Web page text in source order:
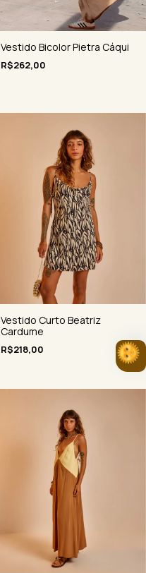
Vestido Bicolor Pietra Cáqui
R$262,00
Vestido Curto Beatriz
Cardume
R$218,00